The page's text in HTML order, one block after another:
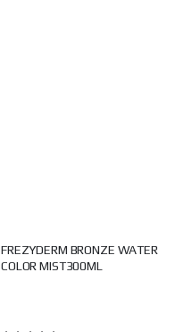
FREZYDERM BRONZE WATER
COLOR MIST300ML